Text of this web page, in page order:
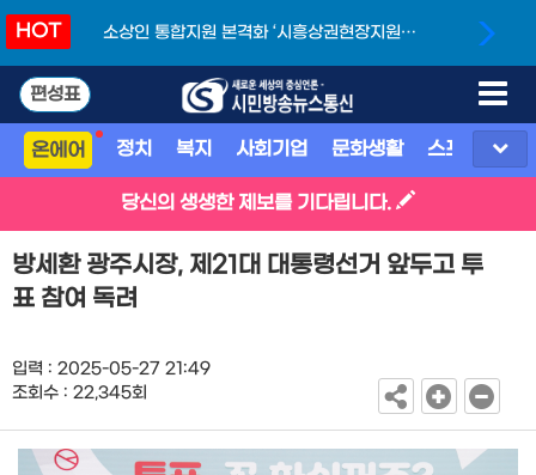
HOT
소상인 통합지원 본격화 ‘시흥상권현장지원단’
편성표
온에어 정치 복지 사회기업 문화생활 스포츠 지
당신의 생생한 제보를 기다립니다.
방세환 광주시장, 제21대 대통령선거 앞두고 투
표 참여 독려
입력 : 2025-05-27 21:49
조회수 : 22,345회